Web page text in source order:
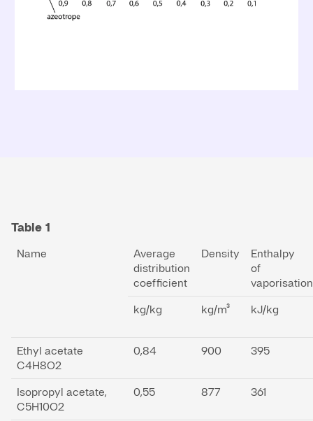
Table 1
Name
Average
distribution
coefficient
Density
Enthalpy
of
vaporisation
kg/kg
kg/m³ kJ/kg
Ethyl acetate
C4H8O2
0,84 900 395
Isopropyl acetate,
C5H10O2
0,55 877 361